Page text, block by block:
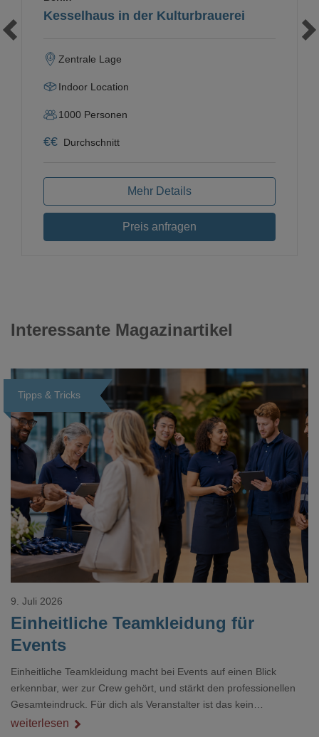
Kesselhaus in der Kulturbrauerei
Zentrale Lage
Indoor Location
1000 Personen
€€ Durchschnitt
Mehr Details
Preis anfragen
Interessante Magazinartikel
Tipps & Tricks
Loading...
Einheitliche Teamkleidung für
Events
9. Juli 2026
Einheitliche Teamkleidung macht bei Events auf einen Blick
erkennbar, wer zur Crew gehört, und stärkt den professionellen
Gesamteindruck. Für dich als Veranstalter ist das kein
Nebenthema: Bei Textilien mit Stickerei oder mehreren
weiterlesen